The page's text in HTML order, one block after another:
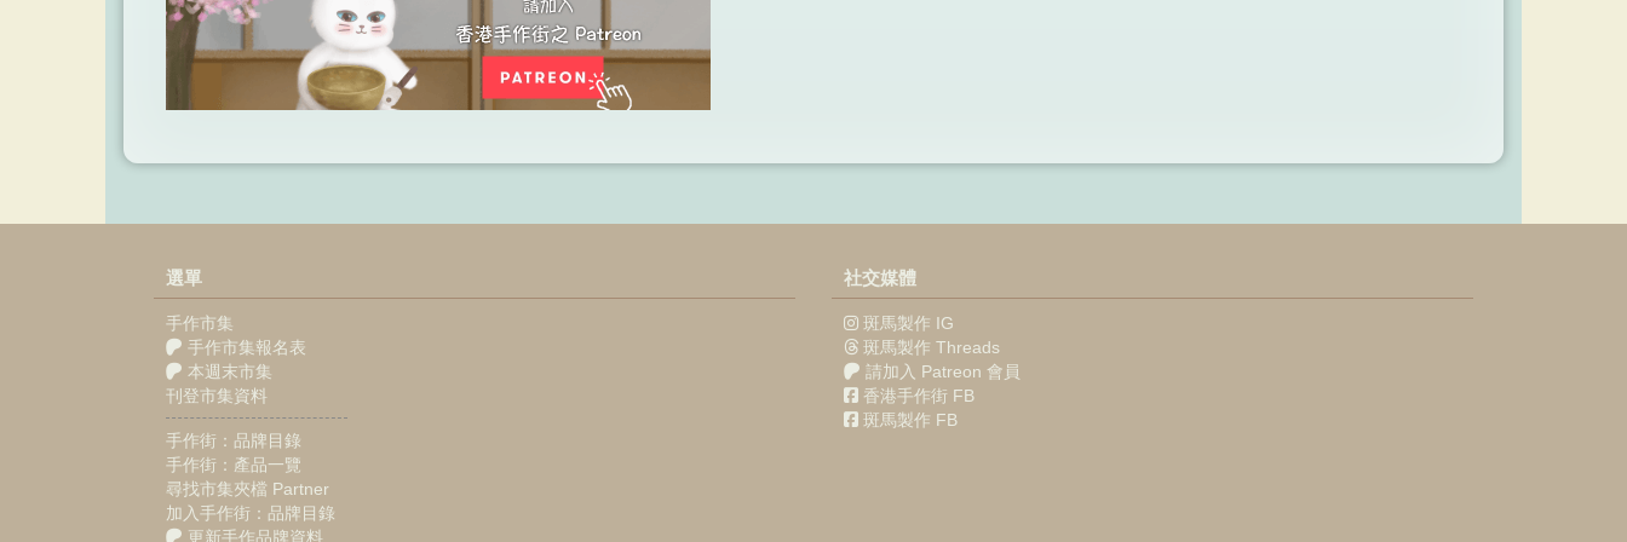
選單
手作市集
手作市集報名表
本週末市集
刊登市集資料
手作街：品牌目錄
手作街：產品一覽
尋找市集夾檔 Partner
加入手作街：品牌目錄
更新手作品牌資料
社交媒體
斑馬製作 IG
斑馬製作 Threads
請加入 Patreon 會員
香港手作街 FB
斑馬製作 FB